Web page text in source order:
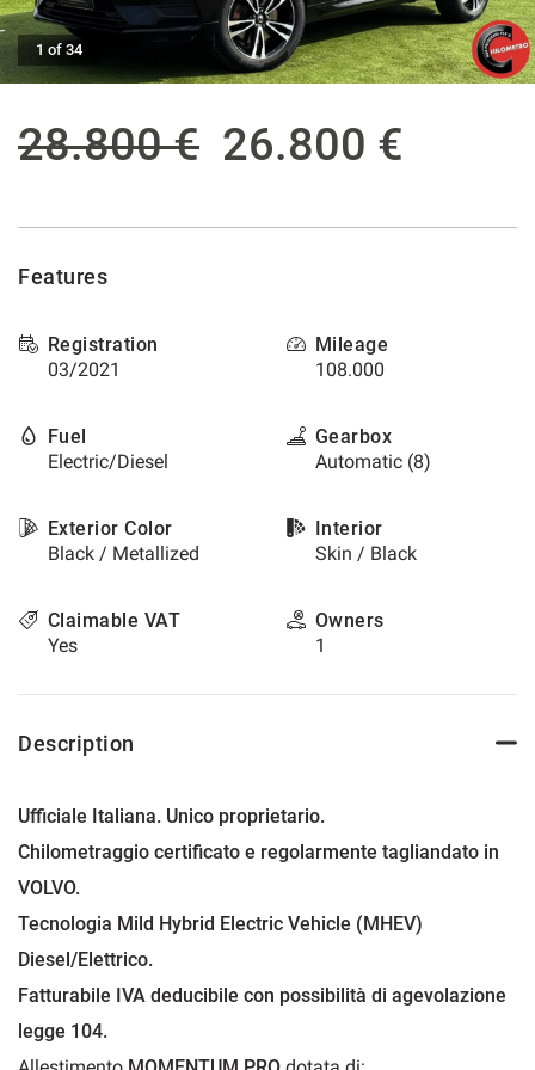
AFTER SALES ASSISTANCE
1 of 34
28.800 € 26.800 €
Features
Registration
03/2021
Mileage
108.000
Fuel
Electric/Diesel
Gearbox
Automatic (8)
Exterior Color
Black / Metallized
Interior
Skin / Black
Claimable VAT
Yes
Owners
1
Description
Ufficiale Italiana. Unico proprietario.
Chilometraggio certificato e regolarmente tagliandato in
VOLVO.
Tecnologia Mild Hybrid Electric Vehicle (MHEV)
Diesel/Elettrico.
Fatturabile IVA deducibile con possibilità di agevolazione
legge 104.
offer
the
functionalities
and
out
the
below.
obtain
on
the
functioning
tools,
please
to
the
cookie
You
review
your
choices
any
time.